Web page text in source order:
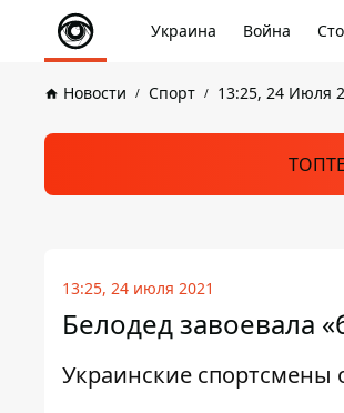
Украина Война
Новости Спорт 13:25, 24 Июля
13:25, 24 июля 2021
Белодед завоевала
Украинские